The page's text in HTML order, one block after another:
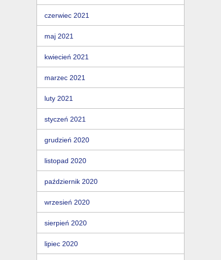
czerwiec 2021
maj 2021
kwiecień 2021
marzec 2021
luty 2021
styczeń 2021
grudzień 2020
listopad 2020
październik 2020
wrzesień 2020
sierpień 2020
lipiec 2020